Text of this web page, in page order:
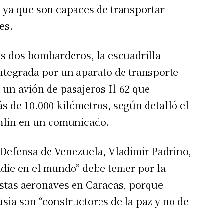
que son capaces de transportar
dos bombarderos, la escuadrilla
por un aparato de transporte
avión de pasajeros Il-62 que
de 10.000 kilómetros, según detalló el
en un comunicado.
de Venezuela, Vladimir Padrino,
en el mundo” debe temer por la
aeronaves en Caracas, porque
son “constructores de la paz y no de